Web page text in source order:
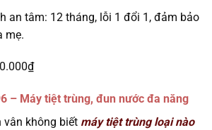
an tâm: 12 tháng, lỗi 1 đổi 1, đảm bảo
mẹ.
– Máy tiệt trùng, đun nước đa năng
vân không biết máy tiệt trùng loại nào